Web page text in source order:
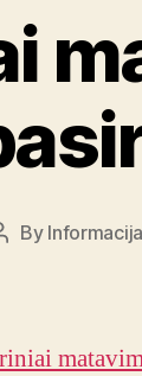
By Informacija